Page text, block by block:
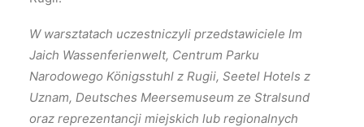
W warsztatach uczestniczyli przedstawiciele Im
Jaich Wassenferienwelt, Centrum Parku
Narodowego Königsstuhl z Rugii, Seetel Hotels z
Uznam, Deutsches Meersemuseum ze Stralsund
oraz reprezentancji miejskich lub regionalnych